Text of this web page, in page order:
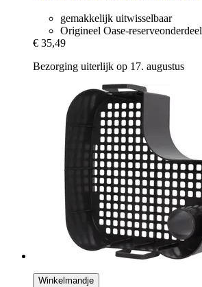
gemakkelijk uitwisselbaar
Origineel Oase-reserveonderdeel
€ 35,49
Bezorging uiterlijk op 17. augustus
Winkelmandje